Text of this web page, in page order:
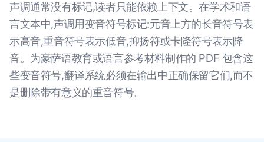
声调通常没有标记,读者只能依赖上下文。在学术和语
言文本中,声调用变音符号标记:元音上方的长音符号表
示高音,重音符号表示低音,抑扬符或卡隆符号表示降
音。为豪萨语教育或语言参考材料制作的 PDF 包含这
些变音符号,翻译系统必须在输出中正确保留它们,而不
是删除带有意义的重音符号。